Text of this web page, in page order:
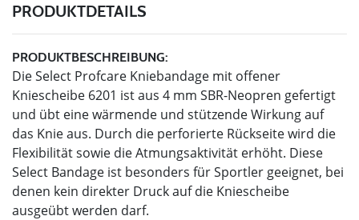
PRODUKTDETAILS
PRODUKTBESCHREIBUNG:
Die Select Profcare Kniebandage mit offener
Kniescheibe 6201 ist aus 4 mm SBR-Neopren gefertigt
und übt eine wärmende und stützende Wirkung auf
das Knie aus. Durch die perforierte Rückseite wird die
Flexibilität sowie die Atmungsaktivität erhöht. Diese
Select Bandage ist besonders für Sportler geeignet, bei
denen kein direkter Druck auf die Kniescheibe
ausgeübt werden darf.